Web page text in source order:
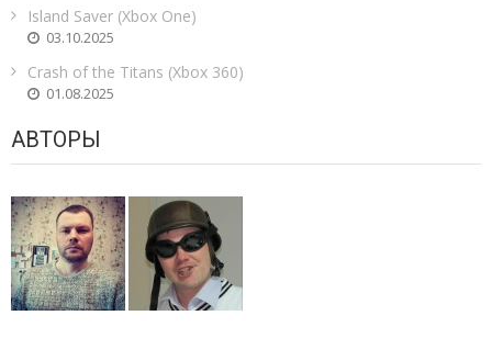
Island Saver (Xbox One)
03.10.2025
Crash of the Titans (Xbox 360)
01.08.2025
АВТОРЫ